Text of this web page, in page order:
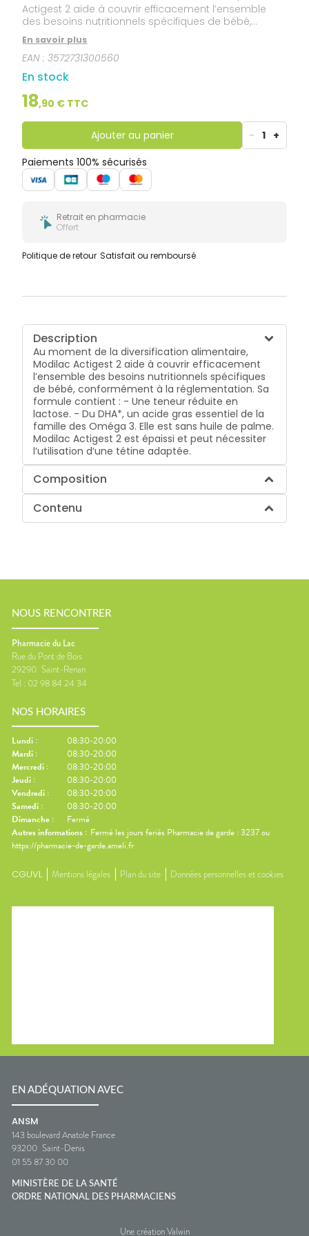
Actigest 2 aide à couvrir efficacement l’ensemble
des besoins nutritionnels spécifiques de bébé,
conformément à la réglementation. Sa formule
contient : - Une teneur réduite en lactose. - Du DHA*,
un acide gras essentiel de la famille des Oméga 3.
Elle est sans huile de palme. Modilac Actigest 2 est
épaissi et peut nécessiter l’utilisation d’une tétine
adaptée.
En savoir plus
EAN :3572731300560
En stock
18,90 € TTC
Ajouter au panier - 1 +
Paiements 100% sécurisés
Retrait en pharmacie
Offert
Politique de retour Satisfait ou remboursé
Description
Au moment de la diversification alimentaire,
Modilac Actigest 2 aide à couvrir efficacement
l’ensemble des besoins nutritionnels spécifiques
de bébé, conformément à la réglementation. Sa
formule contient : - Une teneur réduite en
lactose. - Du DHA*, un acide gras essentiel de la
famille des Oméga 3. Elle est sans huile de palme.
Modilac Actigest 2 est épaissi et peut nécessiter
l’utilisation d’une tétine adaptée.
Composition
Contenu
NOUS RENCONTRER
Pharmacie du Lac
Rue du Pont de Bois
29290 Saint-Renan
Tel : 02 98 84 24 34
NOS HORAIRES
Lundi :
08:30-20:00
Mardi :
08:30-20:00
Mercredi :
08:30-20:00
Jeudi :
08:30-20:00
Vendredi :
08:30-20:00
Samedi :
08:30-20:00
Dimanche :
Fermé
Autres informations : Fermé les jours feriés Pharmacie de garde : 3237 ou
https://pharmacie-de-garde.ameli.fr
CGUVL Mentions légales Plan du site Données personnelles et cookies
EN ADÉQUATION AVEC
ANSM
143 boulevard Anatole France
93200 Saint-Denis
01 55 87 30 00
MINISTÈRE DE LA SANTÉ
ORDRE NATIONAL DES PHARMACIENS
Une création Valwin